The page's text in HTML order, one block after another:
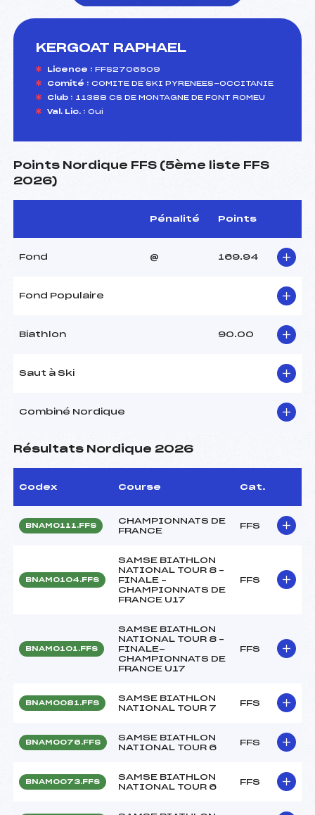
KERGOAT RAPHAEL
Licence : FFS2706509
Comité : COMITE DE SKI PYRENEES-OCCITANIE
Club : 11388 CS DE MONTAGNE DE FONT ROMEU
Val. Lic. : Oui
Points Nordique FFS (5ème liste FFS
2026)
Pénalité Points
Fond @ 169.94
Fond Populaire
Biathlon 90.00
Saut à Ski
Combiné Nordique
Résultats Nordique 2026
Codex Course Cat.
BNAM0111.FFS
CHAMPIONNATS DE
FRANCE
FFS
BNAM0104.FFS
SAMSE BIATHLON
NATIONAL TOUR 8 –
FINALE –
CHAMPIONNATS DE
FRANCE U17
FFS
BNAM0101.FFS
SAMSE BIATHLON
NATIONAL TOUR 8 –
FINALE-
CHAMPIONNATS DE
FRANCE U17
FFS
BNAM0081.FFS
SAMSE BIATHLON
NATIONAL TOUR 7
FFS
BNAM0076.FFS
SAMSE BIATHLON
NATIONAL TOUR 6
FFS
BNAM0073.FFS
SAMSE BIATHLON
NATIONAL TOUR 6
FFS